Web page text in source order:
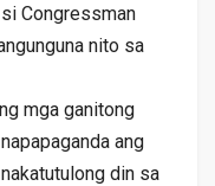
Congressman
nito sa
mga ganitong
ang
din sa